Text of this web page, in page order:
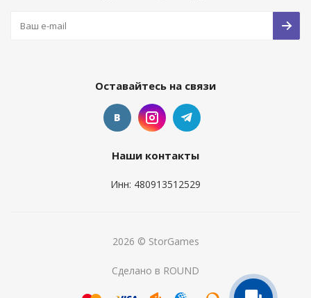
Оставайтесь на связи
Наши контакты
Инн: 480913512529
2026 © StorGames
Сделано в ROUND